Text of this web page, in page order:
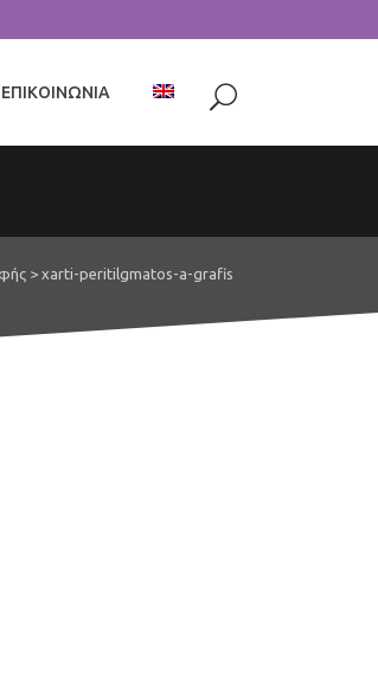
ΕΠΙΚΟΙΝΩΝΙΑ
> xarti-peritilgmatos-a-grafis